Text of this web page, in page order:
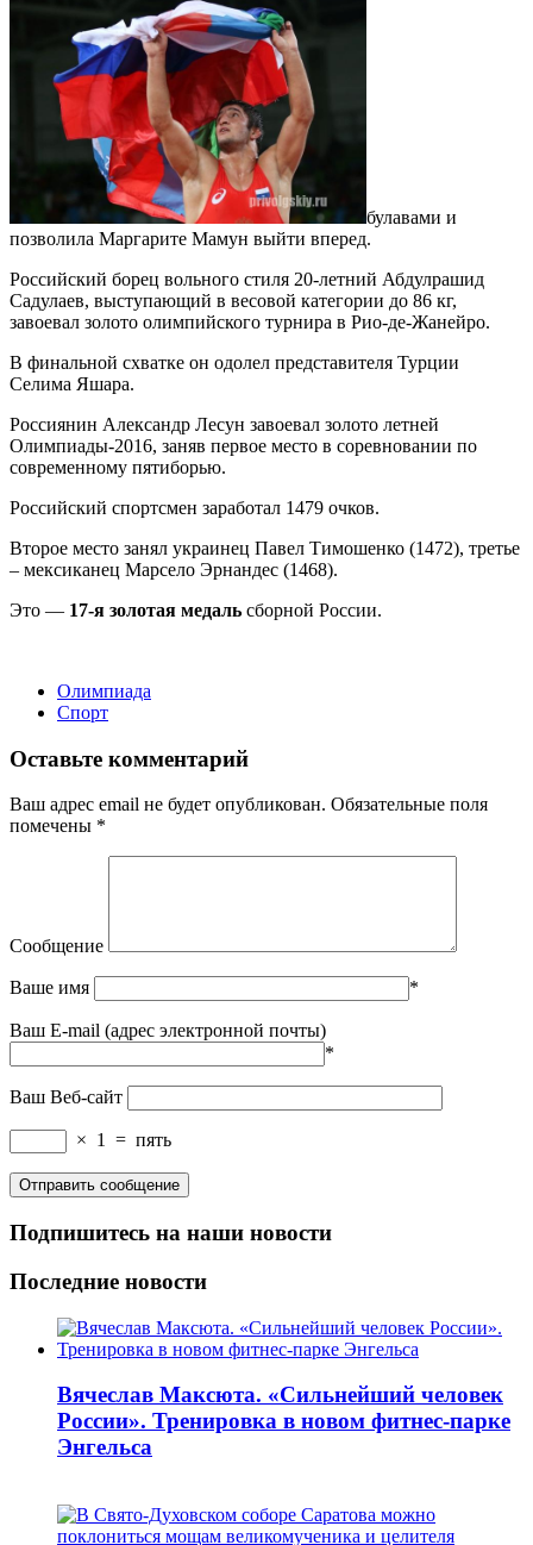
булавами и
позволила Маргарите Мамун выйти вперед.
Российский борец вольного стиля 20-летний Абдулрашид
Садулаев, выступающий в весовой категории до 86 кг,
завоевал золото олимпийского турнира в Рио-де-Жанейро.
В финальной схватке он одолел представителя Турции
Селима Яшара.
Россиянин Александр Лесун завоевал золото летней
Олимпиады-2016, заняв первое место в соревновании по
современному пятиборью.
Российский спортсмен заработал 1479 очков.
Второе место занял украинец Павел Тимошенко (1472), третье
– мексиканец Марсело Эрнандес (1468).
Это — 17-я золотая медаль сборной России.
Олимпиада
Спорт
Оставьте комментарий
Ваш адрес email не будет опубликован. Обязательные поля
помечены *
Сообщение
Ваше имя *
Ваш E-mail (адрес электронной почты)
*
Ваш Веб-сайт
× 1 = пять
Подпишитесь на наши новости
Последние новости
Вячеслав Максюта. «Сильнейший человек
России». Тренировка в новом фитнес-парке
Энгельса